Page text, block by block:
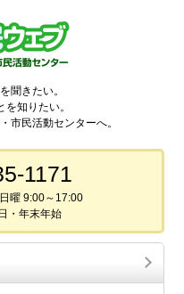
聞きたい。
知りたい。
市民活動センターへ。
1171
曜 9:00～17:00
・年末年始